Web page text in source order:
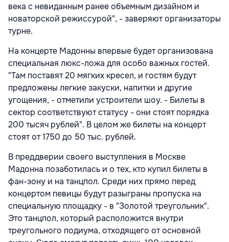
века с невиданным ранее объемным дизайном и
новаторской режиссурой", - заверяют организаторы
турне.
На концерте Мадонны впервые будет организована
специальная люкс-ложа для особо важных гостей.
"Там поставят 20 мягких кресел, и гостям будут
предложены легкие закуски, напитки и другие
угощения, - отметили устроители шоу. - Билеты в
сектор соответствуют статусу - они стоят порядка
200 тысяч рублей". В целом же билеты на концерт
стоят от 1750 до 50 тыс. рублей.
В преддверии своего выступления в Москве
Мадонна позаботилась и о тех, кто купил билеты в
фан-зону и на танцпол. Среди них прямо перед
концертом певицы будут разыграны пропуска на
специальную площадку - в "Золотой треугольник".
Это танцпол, который расположится внутри
треугольного подиума, отходящего от основной